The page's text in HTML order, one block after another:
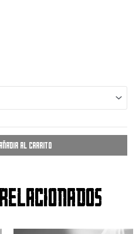
Añadir al carrito